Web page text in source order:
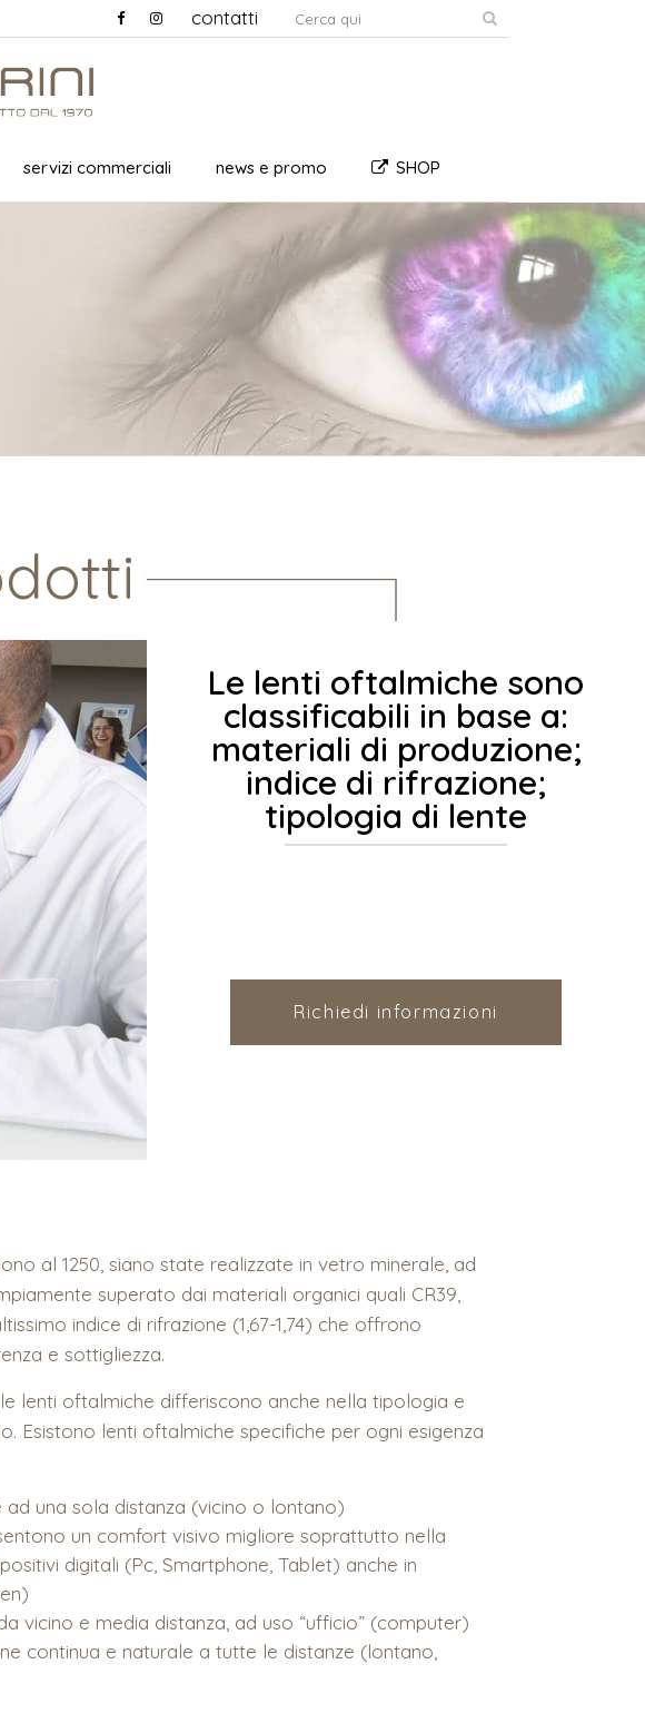
contatti
servizi commerciali news e promo SHOP
Le lenti oftalmiche sono
classificabili in base a:
materiali di produzione;
indice di rifrazione;
tipologia di lente
Richiedi informazioni
al 1250, siano state realizzate in vetro minerale, ad
superato dai materiali organici quali CR39,
indice di rifrazione (1,67-1,74) che offrono
e sottigliezza.
lenti oftalmiche differiscono anche nella tipologia e
Esistono lenti oftalmiche specifiche per ogni esigenza
una sola distanza (vicino o lontano)
un comfort visivo migliore soprattutto nella
digitali (Pc, Smartphone, Tablet) anche in
vicino e media distanza, ad uso “ufficio” (computer)
continua e naturale a tutte le distanze (lontano,